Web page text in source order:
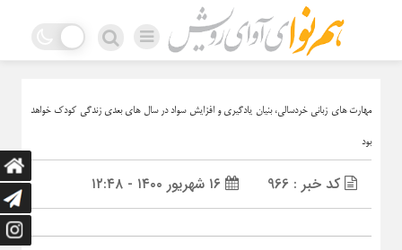
مهارت هاي زباني خردسالي، بنيان يادگيري و افزايش سواد در سال هاي بعدي زندگي كودك خواهد
بود
کد خبر : 966